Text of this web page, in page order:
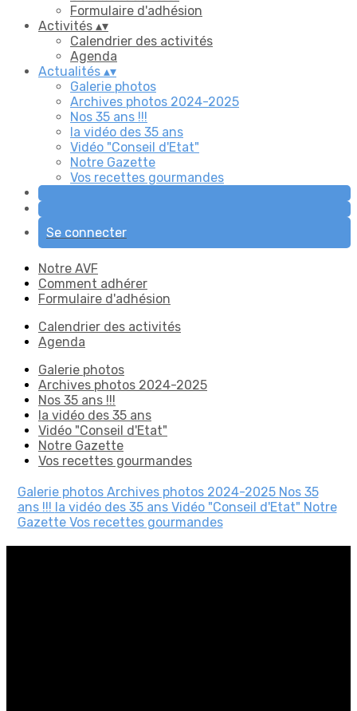
Formulaire d'adhésion
Activités ▴▾
Calendrier des activités
Agenda
Actualités ▴▾
Galerie photos
Archives photos 2024-2025
Nos 35 ans !!!
la vidéo des 35 ans
Vidéo "Conseil d'Etat"
Notre Gazette
Vos recettes gourmandes
Se connecter
Notre AVF
Comment adhérer
Formulaire d'adhésion
Calendrier des activités
Agenda
Galerie photos
Archives photos 2024-2025
Nos 35 ans !!!
la vidéo des 35 ans
Vidéo "Conseil d'Etat"
Notre Gazette
Vos recettes gourmandes
Galerie photos Archives photos 2024-2025 Nos 35
ans !!! la vidéo des 35 ans Vidéo "Conseil d'Etat" Notre
Gazette Vos recettes gourmandes